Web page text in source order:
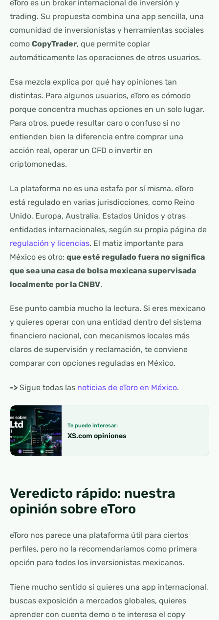
eToro es un broker internacional de inversión y
trading. Su propuesta combina una app sencilla, una
comunidad de inversionistas y herramientas sociales
como CopyTrader, que permite copiar
automáticamente las operaciones de otros usuarios.
Esa mezcla explica por qué hay opiniones tan
distintas. Para algunos usuarios, eToro es cómodo
porque concentra muchas opciones en un solo lugar.
Para otros, puede resultar caro o confuso si no
entienden bien la diferencia entre comprar una
acción real, operar un CFD o invertir en
criptomonedas.
La plataforma no es una estafa por sí misma. eToro
está regulado en varias jurisdicciones, como Reino
Unido, Europa, Australia, Estados Unidos y otras
entidades internacionales, según su propia página de
regulación y licencias. El matiz importante para
México es otro: que esté regulado fuera no significa
que sea una casa de bolsa mexicana supervisada
localmente por la CNBV.
Ese punto cambia mucho la lectura. Si eres mexicano
y quieres operar con una entidad dentro del sistema
financiero nacional, con mecanismos locales más
claros de supervisión y reclamación, te conviene
comparar con opciones reguladas en México.
-> Sigue todas las noticias de eToro en México.
Te puede interesar:
XS.com opiniones
Veredicto rápido: nuestra
opinión sobre eToro
eToro nos parece una plataforma útil para ciertos
perfiles, pero no la recomendaríamos como primera
opción para todos los inversionistas mexicanos.
Tiene mucho sentido si quieres una app internacional,
buscas exposición a mercados globales, quieres
aprender con cuenta demo o te interesa el copy